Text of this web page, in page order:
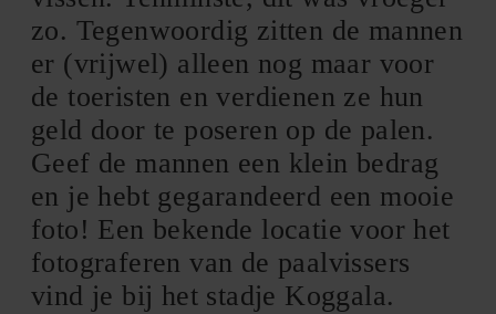
zo. Tegenwoordig zitten de mannen
er (vrijwel) alleen nog maar voor
de toeristen en verdienen ze hun
geld door te poseren op de palen.
Geef de mannen een klein bedrag
en je hebt gegarandeerd een mooie
foto! Een bekende locatie voor het
fotograferen van de paalvissers
vind je bij het stadje Koggala.